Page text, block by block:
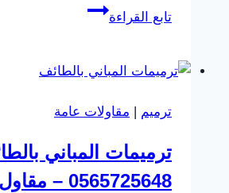
تابع القراءة
شركة
بالطائف
خصم
على
خدمات
ترميم مقاولات عامة
ترميمات المباني